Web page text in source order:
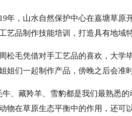
，山水自然保护中心在嘉塘草原开
艺品制作技能培训，打造具有地域
毛凭借对手工艺品的喜欢，大学毕
姐们一起制作产品，傍晚之后会准
藏羚羊、雪豹都是我们最熟悉的
物在草原生态平衡中的作用，还可